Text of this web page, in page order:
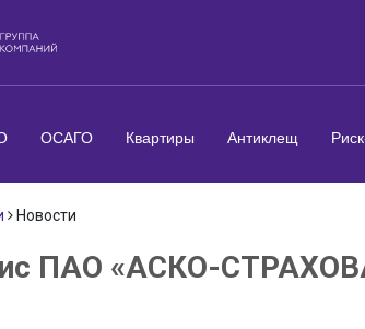
ОСАГО Квартиры Антиклещ
Новости
ПАО «АСКО-